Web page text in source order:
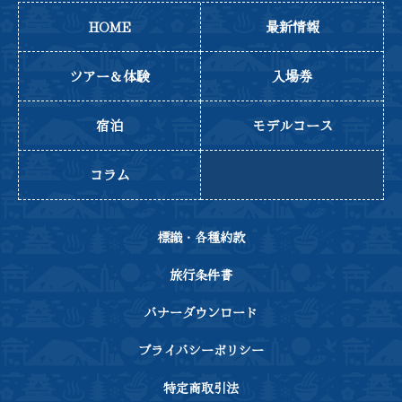
HOME 最新情報
ツアー＆体験 入場券
宿泊 モデルコース
コラム
標識・各種約款
旅行条件書
バナーダウンロード
プライバシーポリシー
特定商取引法